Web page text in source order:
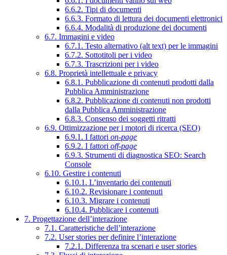
6.6.2. Tipi di documenti
6.6.3. Formato di lettura dei documenti elettronici
6.6.4. Modalità di produzione dei documenti
6.7. Immagini e video
6.7.1. Testo alternativo (alt text) per le immagini
6.7.2. Sottotitoli per i video
6.7.3. Trascrizioni per i video
6.8. Proprietà intellettuale e privacy
6.8.1. Pubblicazione di contenuti prodotti dalla
Pubblica Amministrazione
6.8.2. Pubblicazione di contenuti non prodotti
dalla Pubblica Amministrazione
6.8.3. Consenso dei soggetti ritratti
6.9. Ottimizzazione per i motori di ricerca (SEO)
6.9.1. I fattori on-page
6.9.2. I fattori off-page
6.9.3. Strumenti di diagnostica SEO: Search
Console
6.10. Gestire i contenuti
6.10.1. L’inventario dei contenuti
6.10.2. Revisionare i contenuti
6.10.3. Migrare i contenuti
6.10.4. Pubblicare i contenuti
7. Progettazione dell’interazione
7.1. Caratteristiche dell’interazione
7.2. User stories per definire l’interazione
7.2.1. Differenza tra scenari e user stories